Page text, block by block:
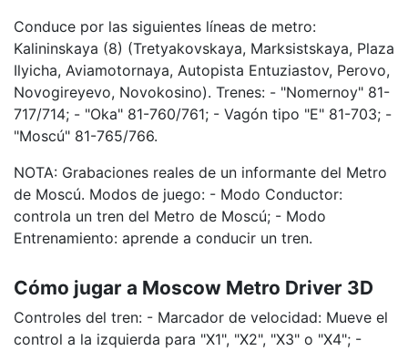
Conduce por las siguientes líneas de metro:
Kalininskaya (8) (Tretyakovskaya, Marksistskaya, Plaza
Ilyicha, Aviamotornaya, Autopista Entuziastov, Perovo,
Novogireyevo, Novokosino). Trenes: - "Nomernoy" 81-
717/714; - "Oka" 81-760/761; - Vagón tipo "E" 81-703; -
"Moscú" 81-765/766.
NOTA: Grabaciones reales de un informante del Metro
de Moscú. Modos de juego: - Modo Conductor:
controla un tren del Metro de Moscú; - Modo
Entrenamiento: aprende a conducir un tren.
Cómo jugar a Moscow Metro Driver 3D
Controles del tren: - Marcador de velocidad: Mueve el
control a la izquierda para "X1", "X2", "X3" o "X4"; -